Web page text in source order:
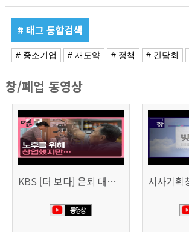
# 태그 통합검색
# 중소기업 # 재도약 # 정책 # 간담회
창/폐업 동영상
KBS [더 보다] 은퇴 대신 폐업